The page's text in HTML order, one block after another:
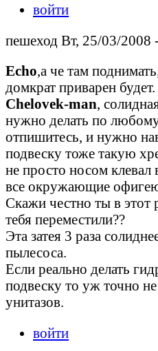
войти
пешеход Вт, 25/03/2008
Echo,а че там
домкрат приварен будет.
Chelovek-man,
нужно делать по
отпишитесь, и нужно
подвеску тоже такую
не просто носом клевал
все окружающие
Скажи честно ты в этот
тебя переместили??
Эта затея 3 раза
пылесоса.
Если реально делать
подвеску то уж точно
унитазов.
войти